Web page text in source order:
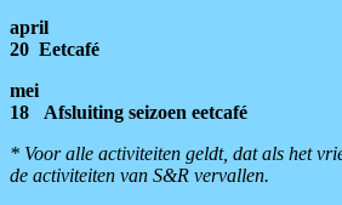
april
20 Eetcafé
mei
18 Afsluiting seizoen eetcafé
* Voor alle activiteiten geldt, dat als het
de activiteiten van S&R vervallen.